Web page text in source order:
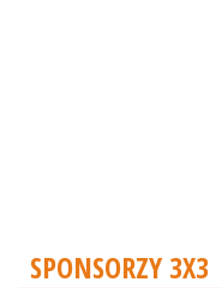
SPONSORZY 3X3